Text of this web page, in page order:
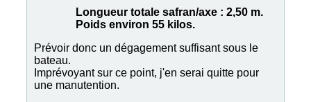
Longueur totale safran/axe : 2,50 m.
Poids environ 55 kilos.
Prévoir donc un dégagement suffisant sous le
bateau.
Imprévoyant sur ce point, j'en serai quitte pour
une manutention.